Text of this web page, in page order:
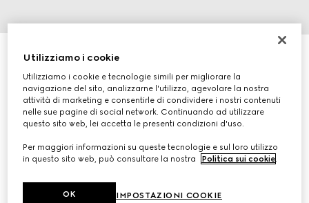
Bracciale Gucci Blondie
€ 420
Utilizziamo i cookie
Utilizziamo i cookie e tecnologie simili per migliorare la
navigazione del sito, analizzarne l'utilizzo, agevolare la nostra
attività di marketing e consentirle di condividere i nostri contenuti
nelle sue pagine di social network. Continuando ad utilizzare
questo sito web, lei accetta le presenti condizioni d'uso.
Per maggiori informazioni su queste tecnologie e sul loro utilizzo
in questo sito web, può consultare la nostra
Politica sui cookie.
IMPOSTAZIONI COOKIE
OK